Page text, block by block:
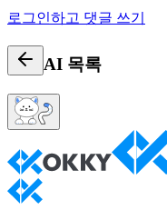
로그인하고 댓글 쓰기
AI 목록